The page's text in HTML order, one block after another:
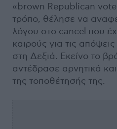
«brown Republican
τρόπο, θέλησε να
λόγου στο cancel που
καιρούς για τις
στη Δεξιά. Εκείνο το
αντέδρασε αρνητικά
της τοποθέτησής της.